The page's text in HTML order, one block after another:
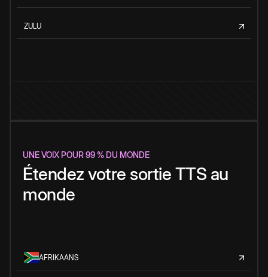
ZULU
UNE VOIX POUR 99 % DU MONDE
Étendez votre sortie TTS au
monde
AFRIKAANS